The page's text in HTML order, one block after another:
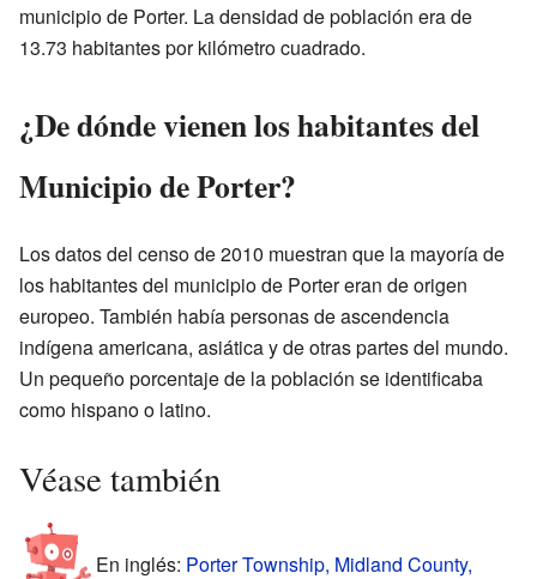
municipio de Porter. La densidad de población era de
13.73 habitantes por kilómetro cuadrado.
¿De dónde vienen los habitantes del
Municipio de Porter?
Los datos del censo de 2010 muestran que la mayoría de
los habitantes del municipio de Porter eran de origen
europeo. También había personas de ascendencia
indígena americana, asiática y de otras partes del mundo.
Un pequeño porcentaje de la población se identificaba
como hispano o latino.
Véase también
En inglés: Porter Township, Midland County,